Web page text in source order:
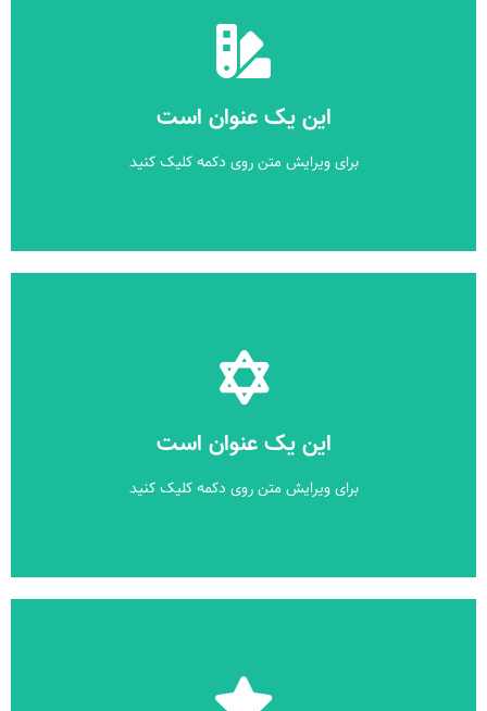
این یک عنوان است
برای ویرایش متن روی دکمه کلیک کنید
این یک عنوان است
برای ویرایش متن روی دکمه کلیک کنید
کلیک کنید
این یک عنوان است
برای ویرایش متن روی دکمه کلیک کنید
این یک عنوان است
برای ویرایش متن روی دکمه کلیک کنید
کلیک کنید